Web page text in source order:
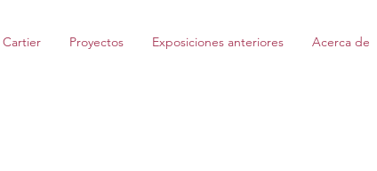
Cartier Proyectos Exposiciones anteriores Acerca de